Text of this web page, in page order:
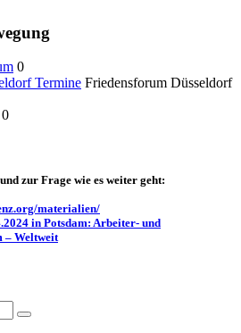
0
Termine Friedensforum Düsseldorf
0
zur Frage wie es weiter geht:
materialien/
in Potsdam: Arbeiter- und
– Weltweit